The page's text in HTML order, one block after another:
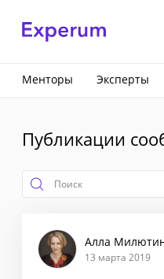
Менторы Эксперты
Публикации
Алла
13 марта 2019